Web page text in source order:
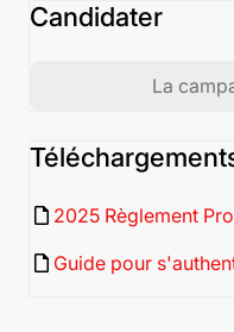
Candidater
La
insert_drive_file 2025 Règlement
insert_drive_file Guide pour